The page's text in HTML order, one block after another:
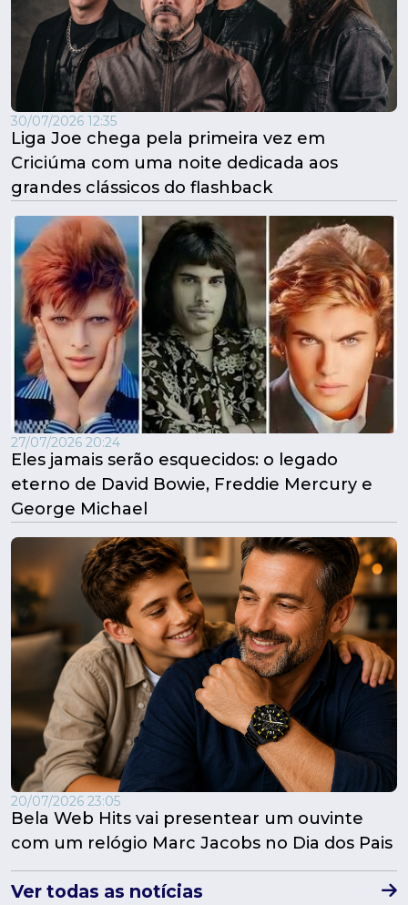
30/07/2026 12:35
Liga Joe chega pela primeira vez em
Criciúma com uma noite dedicada aos
grandes clássicos do flashback
27/07/2026 20:24
Eles jamais serão esquecidos: o legado
eterno de David Bowie, Freddie Mercury e
George Michael
20/07/2026 23:05
Bela Web Hits vai presentear um ouvinte
com um relógio Marc Jacobs no Dia dos Pais
Ver todas as notícias